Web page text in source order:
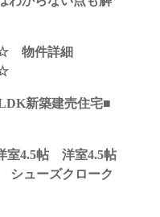
件詳細
売住宅■
室4.5帖 洋室4.5帖
ューズクローク